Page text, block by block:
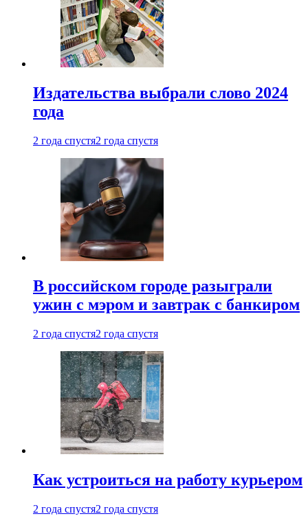
Издательства выбрали слово 2024
года
2 года спустя2 года спустя
В российском городе разыграли
ужин с мэром и завтрак с банкиром
2 года спустя2 года спустя
Как устроиться на работу курьером
2 года спустя2 года спустя